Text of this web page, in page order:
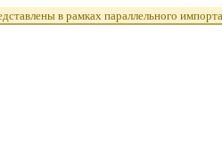
в рамках параллельного